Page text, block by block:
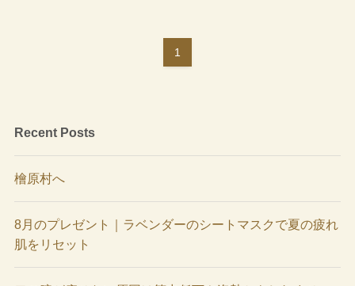
1
Recent Posts
檜原村へ
8月のプレゼント｜ラベンダーのシートマスクで夏の疲れ
肌をリセット